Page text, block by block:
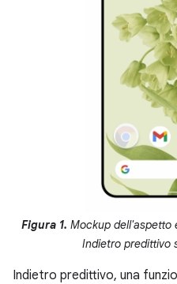
Figura 1. Mockup dell'aspetto
Indietro predittivo
Indietro predittivo, una